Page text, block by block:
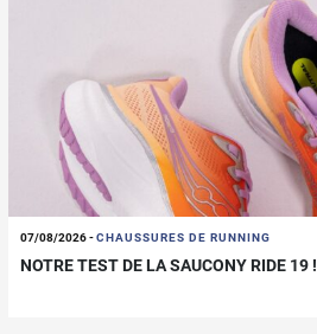
07/08/2026-CHAUSSURES DE RUNNING
NOTRE TEST DE LA SAUCONY RIDE 19 !